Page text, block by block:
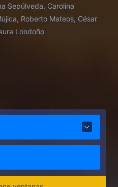
Sepúlveda, Carolina
Roberto Mateos, César
Londoño